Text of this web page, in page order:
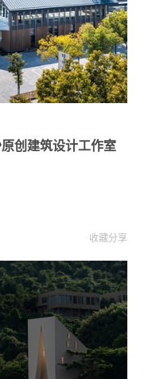
创建筑设计工作室
收藏分享